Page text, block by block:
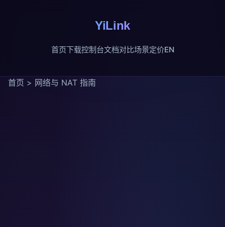
YiLink
首页下载控制台文档对比场景定价EN
首页 > 网络与 NAT 指南